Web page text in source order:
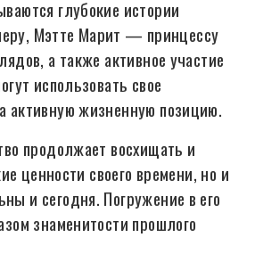
глубокие истории
Мэтте Марит — принцессу
а также активное участие
использовать свое
активную жизненную позицию.
продолжает восхищать и
ценности своего времени, но и
и сегодня. Погружение в его
знаменитости прошлого